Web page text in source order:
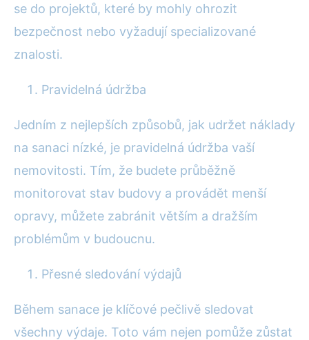
se do projektů, které by mohly ohrozit
bezpečnost nebo vyžadují specializované
znalosti.
Pravidelná údržba
Jedním z nejlepších způsobů, jak udržet náklady
na sanaci nízké, je pravidelná údržba vaší
nemovitosti. Tím, že budete průběžně
monitorovat stav budovy a provádět menší
opravy, můžete zabránit větším a dražším
problémům v budoucnu.
Přesné sledování výdajů
Během sanace je klíčové pečlivě sledovat
všechny výdaje. Toto vám nejen pomůže zůstat